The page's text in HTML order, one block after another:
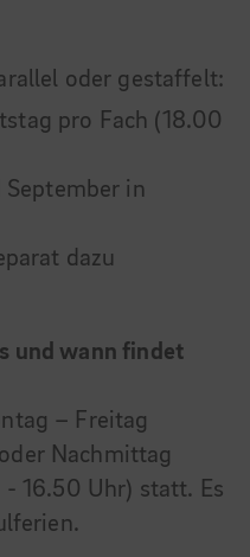
oder gestaffelt:
pro Fach (18.00
September in
dazu
und wann findet
– Freitag
Nachmittag
16.50 Uhr) statt. Es